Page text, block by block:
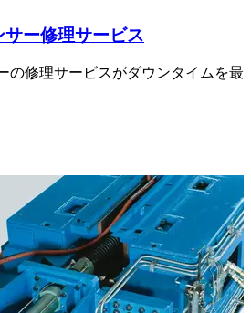
ー修理サービス
の修理サービスがダウンタイムを